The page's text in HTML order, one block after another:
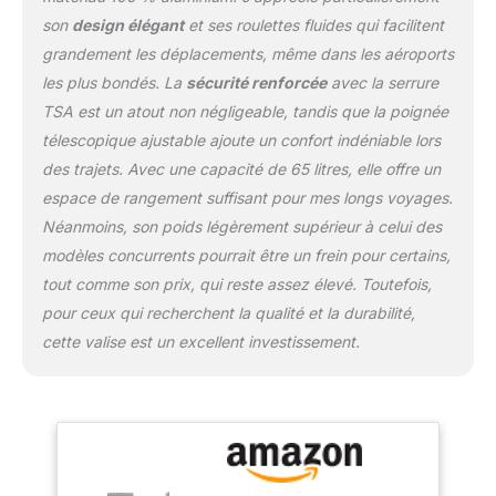
cool. Étant donné qu'il
est difficile pour les
chocs de se transmettre
à l'intérieur, elle peut
protéger des objets
précieux tels qu'un
ordinateur portable.
【Serrure TSA】Les
bagages à roulettes avec
verrou TSA sont idéaux
pour les voyages
internationaux, car le
sécurité de vos objets de
valeur et permet au
verrou. 【Bonne qualité】
2 ANS DE GARANTIE
soutenue par Aoliwei.
son design élégantet ses roulettes fluides qui facilitent
grandement les déplacements, même dans les aéroports
les plus bondés. La sécurité renforcéeavec la serrure
TSA est un atout non négligeable, tandis que la poignée
télescopique ajustable ajoute un confort indéniable lors
des trajets. Avec une capacité de 65 litres, elle offre un
espace de rangement suffisant pour mes longs voyages.
Néanmoins, son poids légèrement supérieur à celui des
modèles concurrents pourrait être un frein pour certains,
tout comme son prix, qui reste assez élevé. Toutefois,
pour ceux qui recherchent la qualité et la durabilité,
cette valise est un excellent investissement.